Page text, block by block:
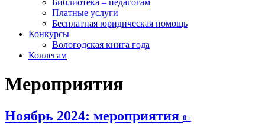
Библиотека – педагогам
Платные услуги
Бесплатная юридическая помощь
Конкурсы
Вологодская книга года
Коллегам
Мероприятия
Ноябрь 2024: мероприятия 0+